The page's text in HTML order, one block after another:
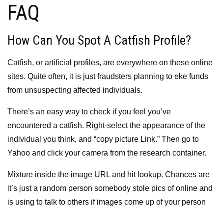
FAQ
How Can You Spot A Catfish Profile?
Catfish, or artificial profiles, are everywhere on these online
sites. Quite often, it is just fraudsters planning to eke funds
from unsuspecting affected individuals.
There’s an easy way to check if you feel you’ve
encountered a catfish. Right-select the appearance of the
individual you think, and “copy picture Link.” Then go to
Yahoo and click your camera from the research container.
Mixture inside the image URL and hit lookup. Chances are
it’s just a random person somebody stole pics of online and
is using to talk to others if images come up of your person